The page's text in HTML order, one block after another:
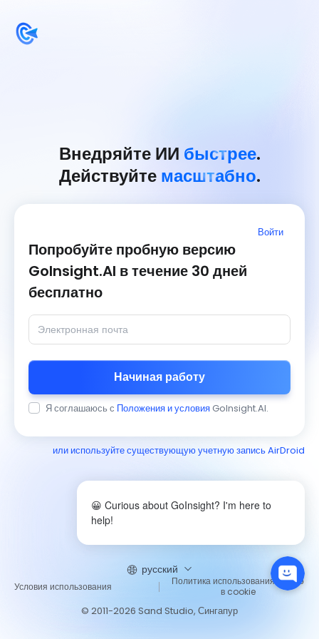
Внедряйте ИИ быстрее.
Действуйте масштабно.
Войти
Попробуйте пробную версию
GoInsight.AI в течение 30 дней
бесплатно
Начиная работу
Я соглашаюсь с Положения и условия GoInsight.AI.
или используйте существующую учетную запись AirDroid
Условия использования
Политика использования файло
в cookie
© 2011-2026 Sand Studio, Сингапур
русский
😀 Curious about GoInsight? I'm here to
help!